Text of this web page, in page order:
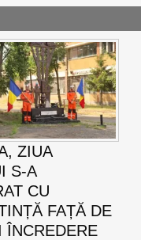
ZIUA
S-A
CU
FAȚĂ DE
ÎNCREDERE